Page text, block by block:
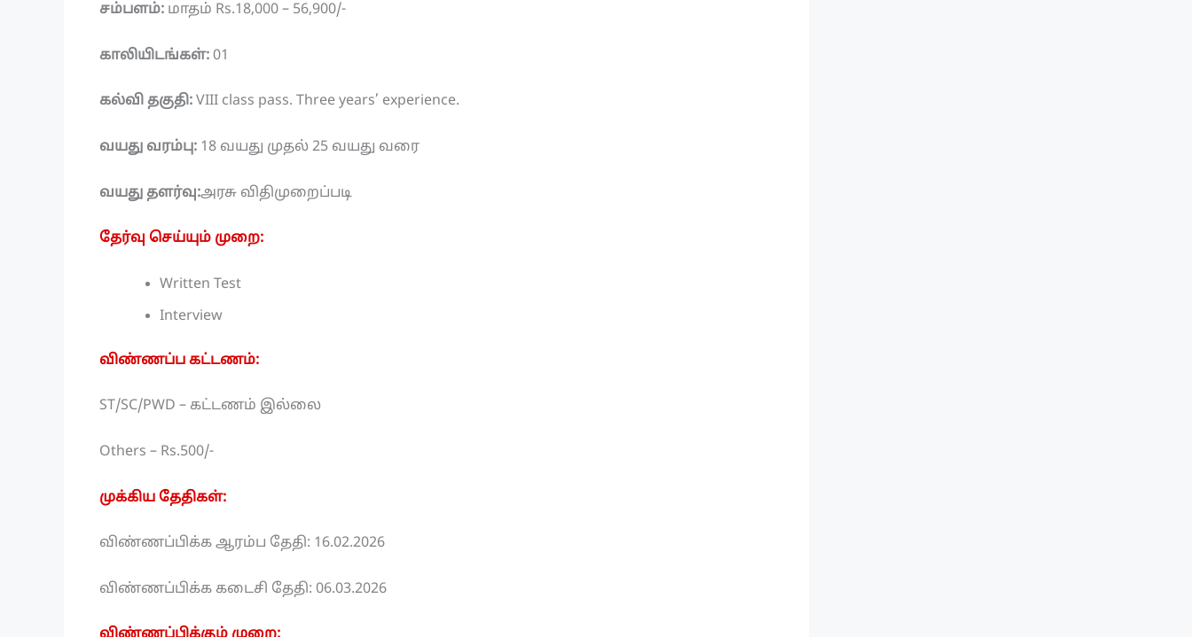
சம்பளம்: மாதம் Rs.18,000 – 56,900/-
காலியிடங்கள்: 01
கல்வி தகுதி: VIII class pass. Three years’ experience.
வயது வரம்பு: 18 வயது முதல் 25 வயது வரை
வயது தளர்வு:அரசு விதிமுறைப்படி
தேர்வு செய்யும் முறை:
Written Test
Interview
விண்ணப்ப கட்டணம்:
ST/SC/PWD – கட்டணம் இல்லை
Others – Rs.500/-
முக்கிய தேதிகள்:
விண்ணப்பிக்க ஆரம்ப தேதி: 16.02.2026
விண்ணப்பிக்க கடைசி தேதி: 06.03.2026